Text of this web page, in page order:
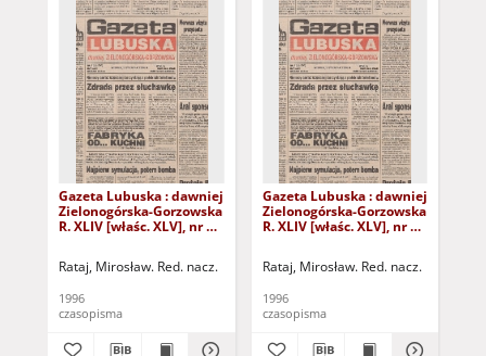
Gazeta Lubuska : dawniej
Zielonogórska-Gorzowska
R. XLIV [właśc. XLV], nr 52
Rataj, Mirosław. Red. nacz.
1996
czasopisma
Gazeta Lubuska : dawniej
Zielonogórska-Gorzowska
R. XLIV [właśc. XLV], nr 46
Rataj, Mirosław. Red. nacz.
1996
czasopisma